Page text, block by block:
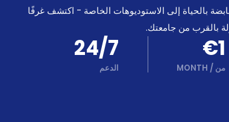
بالحياة إلى الاستوديوهات الخاصة - اكتشف غرفًا
بالقرب من جامعتك.
€1
من /
MONTH
24/7
الدعم